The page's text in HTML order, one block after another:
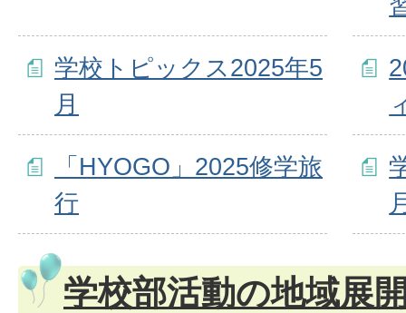
学校トピックス2025年5
月
「HYOGO」2025修学旅
行
学校部活動の地域展